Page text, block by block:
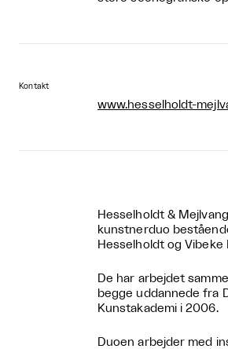
Kontakt
www.hesselholdt-
Hesselholdt &
kunstnerduo
Hesselholdt og Vibeke
De har arbejdet
begge uddannede fra
Kunstakademi i 2006.
Duoen arbejder med